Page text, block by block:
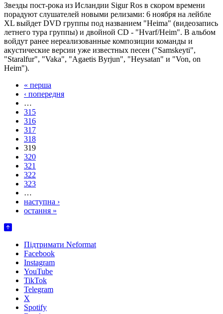
Звезды пост-рока из Исландии Sigur Ros в скором времени
порадуют слушателей новыми релизами: 6 ноября на лейбле
XL выйдет DVD группы под названием "Heima" (видеозапись
летнего тура группы) и двойной CD - "Hvarf/Heim". В альбом
войдут ранее нереализованные композиции команды и
акустические версии уже известных песен ("Samskeyti",
"Staralfur", "Vaka", "Agaetis Byrjun", "Heysatan" и "Von, on
Heim").
« перша
‹ попередня
…
315
316
317
318
319
320
321
322
323
…
наступна ›
остання »
Підтримати Neformat
Facebook
Instagram
YouTube
TikTok
Telegram
X
Spotify